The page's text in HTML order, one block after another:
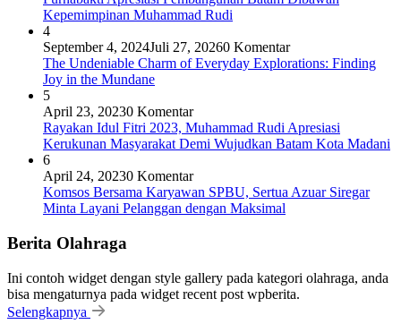
Kepemimpinan Muhammad Rudi
4
September 4, 2024Juli 27, 20260 Komentar
The Undeniable Charm of Everyday Explorations: Finding
Joy in the Mundane
5
April 23, 20230 Komentar
Rayakan Idul Fitri 2023, Muhammad Rudi Apresiasi
Kerukunan Masyarakat Demi Wujudkan Batam Kota Madani
6
April 24, 20230 Komentar
Komsos Bersama Karyawan SPBU, Sertua Azuar Siregar
Minta Layani Pelanggan dengan Maksimal
Berita Olahraga
Ini contoh widget dengan style gallery pada kategori olahraga, anda
bisa mengaturnya pada widget recent post wpberita.
Selengkapnya